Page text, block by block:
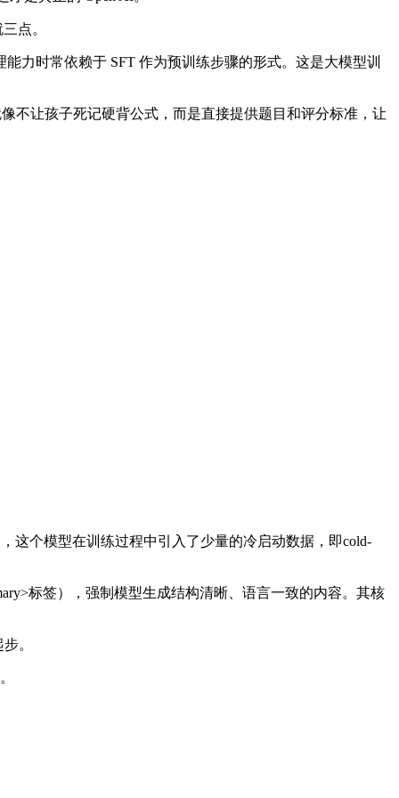
点。
力时常依赖于 SFT 作为预训练步骤的形式。这是大模型训
让孩子死记硬背公式，而是直接提供题目和评分标准，让
这个模型在训练过程中引入了少量的冷启动数据，即cold-
标签），强制模型生成结构清晰、语言一致的内容。其核
。